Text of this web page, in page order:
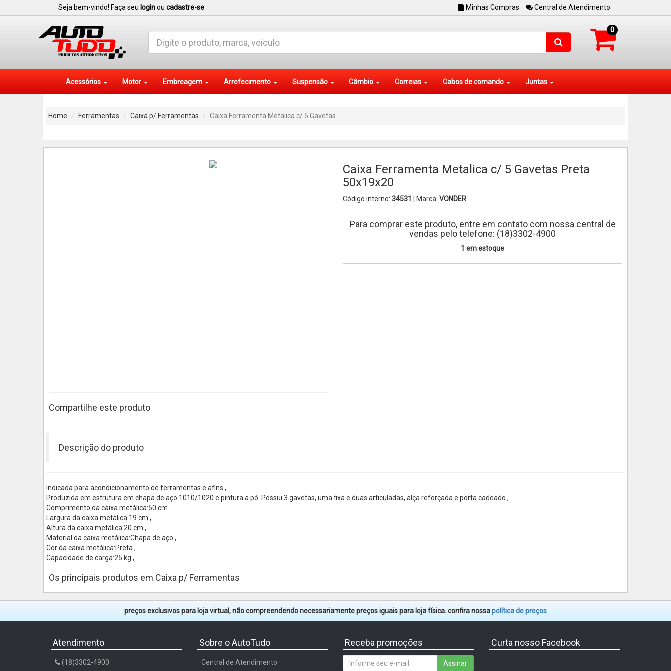
Seja bem-vindo! Faça seu loginou cadastre-se Minhas Compras Central de Atendimento
0
Acessórios Motor Embreagem Arrefecimento Suspensão Câmbio Correias Cabos de comando Juntas
Home Ferramentas Caixa p/ Ferramentas Caixa Ferramenta Metalica c/ 5 Gavetas
Compartilhe este produto
Caixa Ferramenta Metalica c/ 5 Gavetas Preta
50x19x20
Código interno: 34531 | Marca: VONDER
Para comprar este produto, entre em contato com nossa central de
vendas pelo telefone: (18)3302-4900
1 em estoque
Descrição do produto
Indicada para acondicionamento de ferramentas e afins ,
Produzida em estrutura em chapa de aço 1010/1020 e pintura a pó. Possui 3 gavetas, uma fixa e duas articuladas, alça reforçada e porta cadeado ,
Comprimento da caixa metálica:50 cm
Largura da caixa metálica:19 cm ,
Altura da caixa metálica:20 cm ,
Material da caixa metálica:Chapa de aço ,
Cor da caixa metálica:Preta ,
Capacidade de carga:25 kg ,
Os principais produtos em Caixa p/ Ferramentas
preços exclusivos para loja virtual, não compreendendo necessariamente preços iguais para loja física. confira nossapolítica de preços
Atendimento
(18)3302-4900
Sobre o AutoTudo
Central de Atendimento
Receba promoções
Assinar
Curta nosso Facebook